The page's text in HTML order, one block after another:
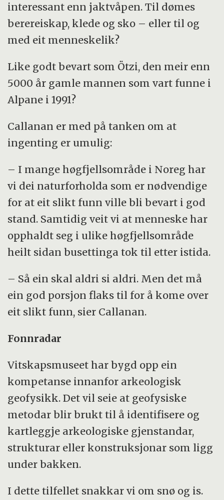
interessant enn jaktvåpen. Til dømes
berereiskap, klede og sko – eller til og
med eit menneskelik?
Like godt bevart som Ötzi, den meir enn
5000 år gamle mannen som vart funne i
Alpane i 1991?
Callanan er med på tanken om at
ingenting er umulig:
– I mange høgfjellsområde i Noreg har
vi dei naturforholda som er nødvendige
for at eit slikt funn ville bli bevart i god
stand. Samtidig veit vi at menneske har
opphaldt seg i ulike høgfjellsområde
heilt sidan busettinga tok til etter istida.
– Så ein skal aldri si aldri. Men det må
ein god porsjon flaks til for å kome over
eit slikt funn, sier Callanan.
Fonnradar
Vitskapsmuseet har bygd opp ein
kompetanse innanfor arkeologisk
geofysikk. Det vil seie at geofysiske
metodar blir brukt til å identifisere og
kartleggje arkeologiske gjenstandar,
strukturar eller konstruksjonar som ligg
under bakken.
I dette tilfellet snakkar vi om snø og is.